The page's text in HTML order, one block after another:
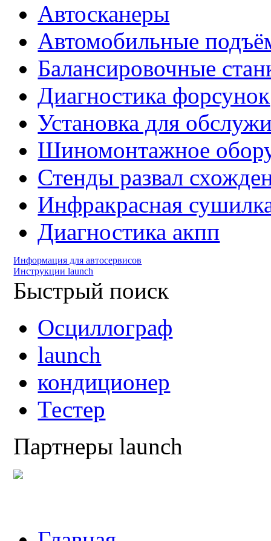
Автосканеры
Автомобильные
Балансировочные
Диагностика форсунок
Установка для
Шиномонтажное
Стенды развал
Инфракрасная
Диагностика акпп
Информация для автосервисов
Инструкции launch
Быстрый поиск
Осциллограф
launch
кондиционер
Тестер
Партнеры launch